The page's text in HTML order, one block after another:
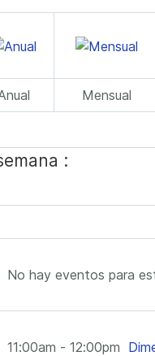
Mensual
:
No hay eventos para
11:00am - 12:00pm